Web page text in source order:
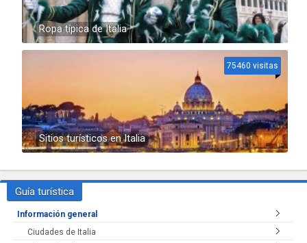
Ropa típica de Italia
Sitios turísticos en Italia
75460 visitas
Guía turística
Información general
Ciudades de Italia